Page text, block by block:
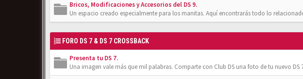
Bricos, Modificaciones y Accesorios del DS 9.
Un espacio creado especialmente para los manitas. Aquí encontrarás todo lo
FORO DS 7 & DS 7 CROSSBACK
Presenta tu DS 7.
Una imagen vale más que mil palabras. Comparte con Club DS una foto de tu nuevo DS